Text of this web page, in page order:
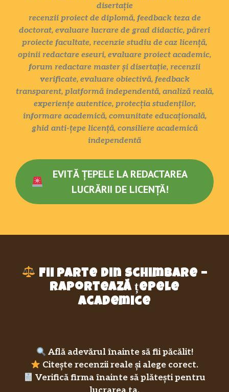
disertație
recenzii proiect de diplomă, feedback teza de
doctorat, evaluare lucrare de grad didactic, păreri
proiecte facultate, recenzie studiu de caz licență,
opinii redactare eseuri, evaluare proiect academic,
forum redactare master și disertație, recenzii
verificate, evaluare obiectivă, feedback
transparent, platformă independentă, analiză reală,
experiențe autentice, protecția studenților,
informare academică, comunitate educațională,
ghid anti-țepe licență, consiliere academică
independentă
EVITĂ ȚEPELE LA REDACTAREA
LUCRĂRII DE LICENȚĂ!
Fii parte din schimbare –
raportează țepele
academice
Află adevărul înainte să fii păcălit!
Citește recenzii reale și alege corect.
Verifică firma înainte să plătești pentru